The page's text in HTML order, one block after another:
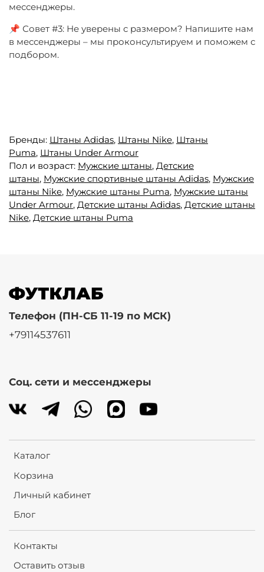
мессенджеры.
📌 Совет #3: Не уверены с размером? Напишите нам
в мессенджеры – мы проконсультируем и поможем с
подбором.
Бренды: Штаны Adidas, Штаны Nike, Штаны
Puma, Штаны Under Armour
Пол и возраст: Мужские штаны, Детские
штаны, Мужские спортивные штаны Adidas, Мужские
штаны Nike, Мужские штаны Puma, Мужские штаны
Under Armour, Детские штаны Adidas, Детские штаны
Nike, Детские штаны Puma
Каталог
Корзина
Личный кабинет
Блог
Контакты
Оставить отзыв
Телефон (ПН-СБ 11-19 по МСК)
+79114537611
Соц. сети и мессенджеры